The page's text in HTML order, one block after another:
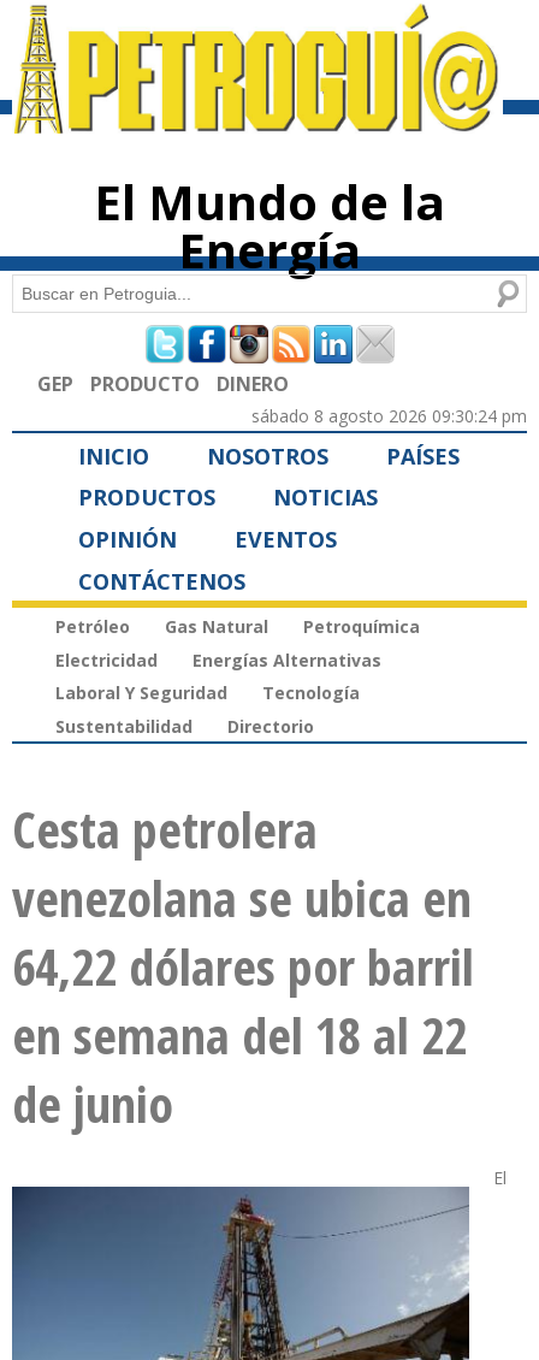
contenido
El Mundo de la
Energía
Formulario de búsqueda
Buscar
GEP PRODUCTO DINERO
sábado 8 agosto 2026 09:30:24 pm
INICIO NOSOTROS
PAÍSES
PRODUCTOS
NOTICIAS
OPINIÓN
EVENTOS
CONTÁCTENOS
Petróleo Gas Natural
Petroquímica
Electricidad
Energías Alternativas
Laboral Y Seguridad
Tecnología
Sustentabilidad
Directorio
Cesta petrolera
venezolana se ubica en
64,22 dólares por barril
en semana del 18 al 22
de junio
El